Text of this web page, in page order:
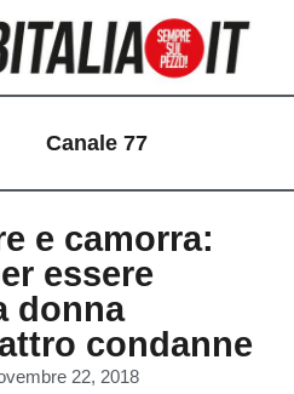
Canale 77
e camorra:
essere
donna
condanne
22, 2018